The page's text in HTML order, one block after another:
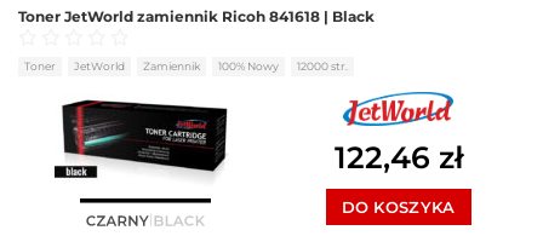
Toner JetWorld zamiennik Ricoh 841618 | Black
Oceniono na 5
Toner JetWorld Zamiennik 100% Nowy 12000 str.
122,46 zł
DO KOSZYKA